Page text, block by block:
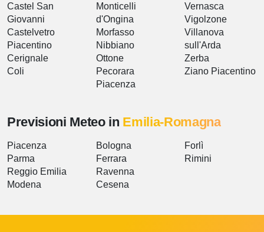
Castel San
Giovanni
Castelvetro
Piacentino
Cerignale
Coli
Monticelli
d'Ongina
Morfasso
Nibbiano
Ottone
Pecorara
Piacenza
Vernasca
Vigolzone
Villanova
sull'Arda
Zerba
Ziano Piacentino
Previsioni Meteo in Emilia-Romagna
Piacenza
Parma
Reggio Emilia
Modena
Bologna
Ferrara
Ravenna
Cesena
Forlì
Rimini